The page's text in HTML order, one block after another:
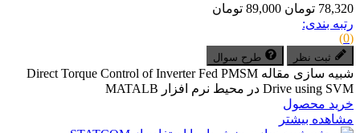
78,320 تومان
89,000 تومان
رتبه بندی:
(0)
ثبت نظر طرح سوال
شبیه سازی مقاله Direct Torque Control of Inverter Fed PMSM
Drive using SVM در محیط نرم افزار MATALB
خرید محصول
مشاهده بیشتر